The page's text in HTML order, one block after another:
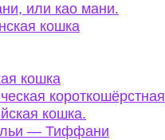
или као мани.
кошка
кошка
короткошёрстная
кошка.
— Тиффани